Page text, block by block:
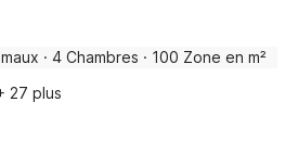
· 4 Chambres · 100 Zone en m²
27 plus